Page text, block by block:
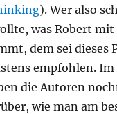
). Wer also
was Robert
dem sei dieses
empfohlen.
die Autoren
wie man am